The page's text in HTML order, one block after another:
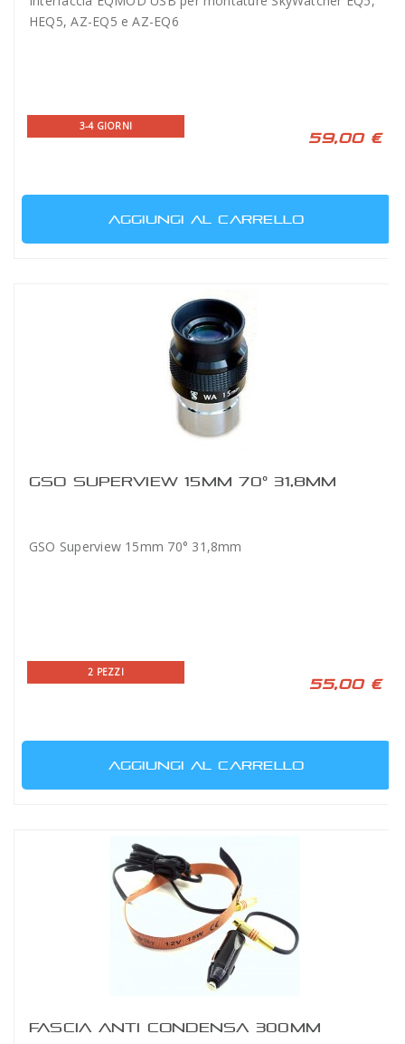
HEQ5, AZ-EQ5 e AZ-EQ6
3-4 GIORNI
59,00 €
AGGIUNGI AL CARRELLO
GSO SUPERVIEW 15MM 70° 31,8MM
GSO Superview 15mm 70° 31,8mm
2 PEZZI
55,00 €
AGGIUNGI AL CARRELLO
FASCIA ANTI CONDENSA 300MM